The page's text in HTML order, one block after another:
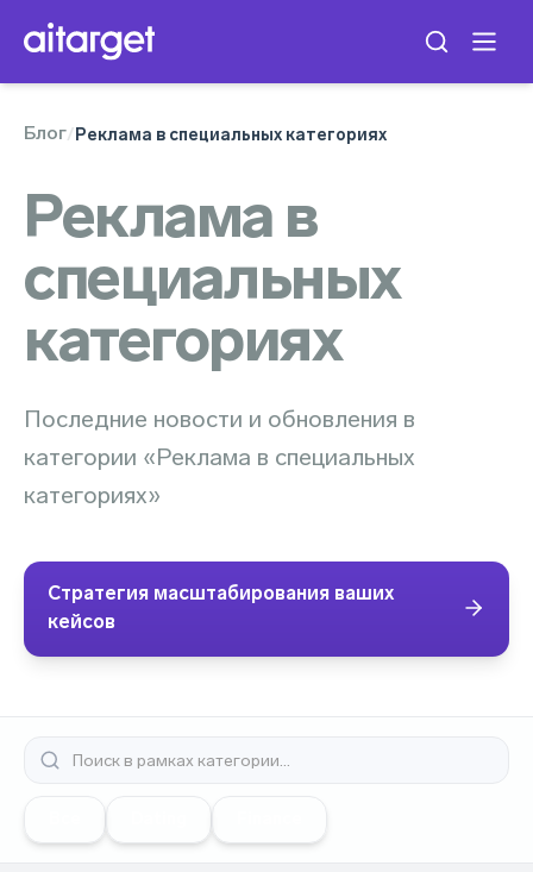
Блог/Реклама в специальных категориях
Реклама в
специальных
категориях
Последние новости и обновления в
категории «Реклама в специальных
категориях»
Стратегия масштабирования ваших
кейсов